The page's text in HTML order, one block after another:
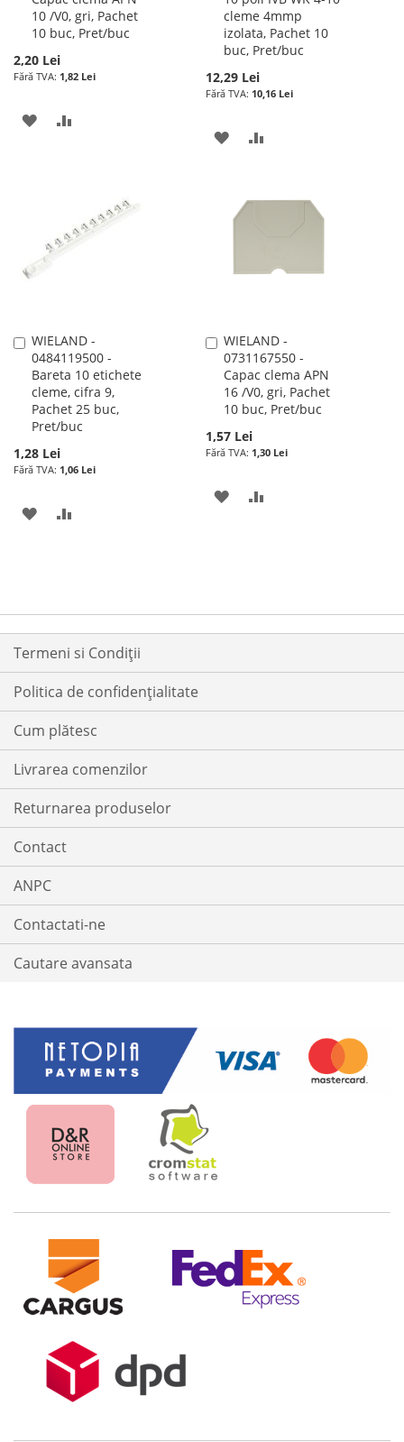
10 /V0, gri, Pachet
10 buc, Pret/buc
2,20 Lei
1,82 Lei
ADAUGATI
DORINTE
cleme 4mmp
izolata, Pachet 10
buc, Pret/buc
12,29 Lei
10,16 Lei
ADAUGATI
LISTACOMPARARE
WIELAND -
0484119500 -
Bareta 10 etichete
cleme, cifra 9,
Pachet 25 buc,
Pret/buc
1,28 Lei
1,06 Lei
Adauga
în
cos
ADAUGATI
DORINTE
WIELAND -
0731167550 -
Capac clema APN
16 /V0, gri, Pachet
10 buc, Pret/buc
1,57 Lei
1,30 Lei
Adauga
în
cos
ADAUGATI
DORINTE
Termeni si Condiții
Politica de confidențialitate
Cum plătesc
Livrarea comenzilor
Returnarea produselor
Contact
ANPC
Contactati-ne
Cautare avansata